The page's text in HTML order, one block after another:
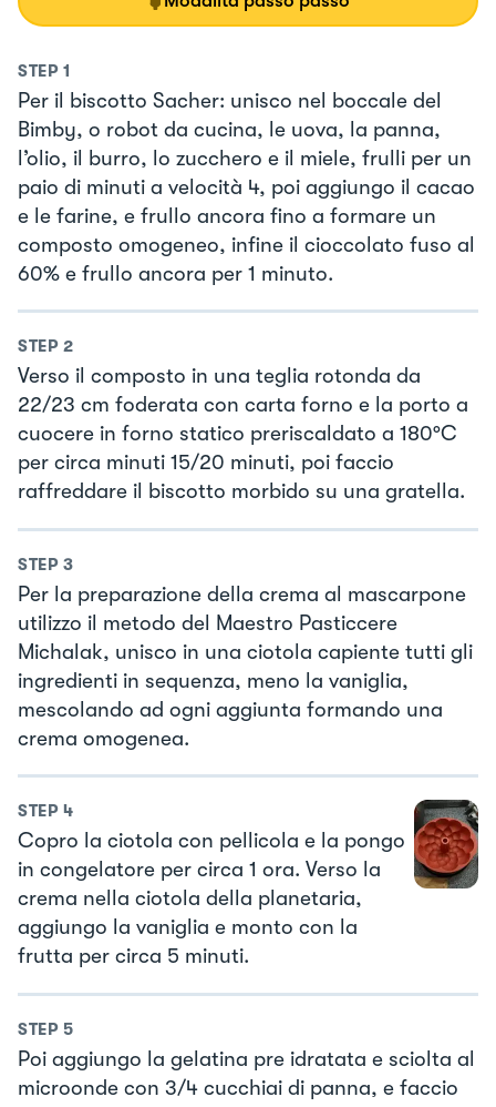
STEP 1
Per il biscotto Sacher: unisco nel boccale del
Bimby, o robot da cucina, le uova, la panna,
l’olio, il burro, lo zucchero e il miele, frulli per un
paio di minuti a velocità 4, poi aggiungo il cacao
e le farine, e frullo ancora fino a formare un
composto omogeneo, infine il cioccolato fuso al
60% e frullo ancora per 1 minuto.
STEP 2
Verso il composto in una teglia rotonda da
22/23 cm foderata con carta forno e la porto a
cuocere in forno statico preriscaldato a 180°C
per circa minuti 15/20 minuti, poi faccio
raffreddare il biscotto morbido su una gratella.
STEP 3
Per la preparazione della crema al mascarpone
utilizzo il metodo del Maestro Pasticcere
Michalak, unisco in una ciotola capiente tutti gli
ingredienti in sequenza, meno la vaniglia,
mescolando ad ogni aggiunta formando una
crema omogenea.
STEP 4
Copro la ciotola con pellicola e la pongo
in congelatore per circa 1 ora. Verso la
crema nella ciotola della planetaria,
aggiungo la vaniglia e monto con la
frutta per circa 5 minuti.
STEP 5
Poi aggiungo la gelatina pre idratata e sciolta al
microonde con 3/4 cucchiai di panna, e faccio